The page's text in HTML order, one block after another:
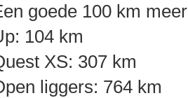
goede 100 km
104 km
XS: 307 km
liggers: 764 km